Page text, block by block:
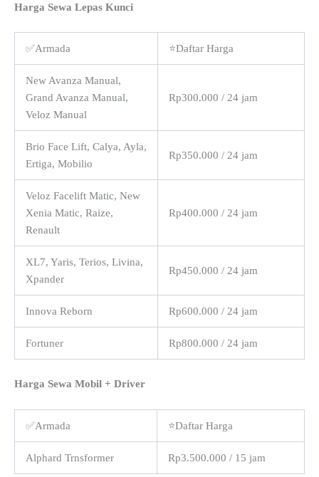
Harga Sewa Lepas Kunci
✅Armada ⭐Daftar Harga
New Avanza Manual,
Grand Avanza Manual,
Veloz Manual
Rp300.000 / 24 jam
Brio Face Lift, Calya, Ayla,
Ertiga, Mobilio
Rp350.000 / 24 jam
Veloz Facelift Matic, New
Xenia Matic, Raize,
Renault
Rp400.000 / 24 jam
XL7, Yaris, Terios, Livina,
Xpander
Rp450.000 / 24 jam
Innova Reborn Rp600.000 / 24 jam
Fortuner Rp800.000 / 24 jam
Harga Sewa Mobil + Driver
✅Armada ⭐Daftar Harga
Alphard Trnsformer Rp3.500.000 / 15 jam